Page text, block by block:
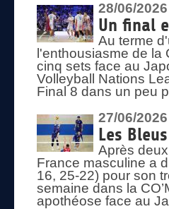
28/06/2026
Un final
Au terme
l'enthousiasme de
cinq sets face au
Volleyball Nations
Final 8 dans un peu
27/06/2026
Les
Après
France masculine a
16, 25-22) pour son
semaine dans la
apothéose face au